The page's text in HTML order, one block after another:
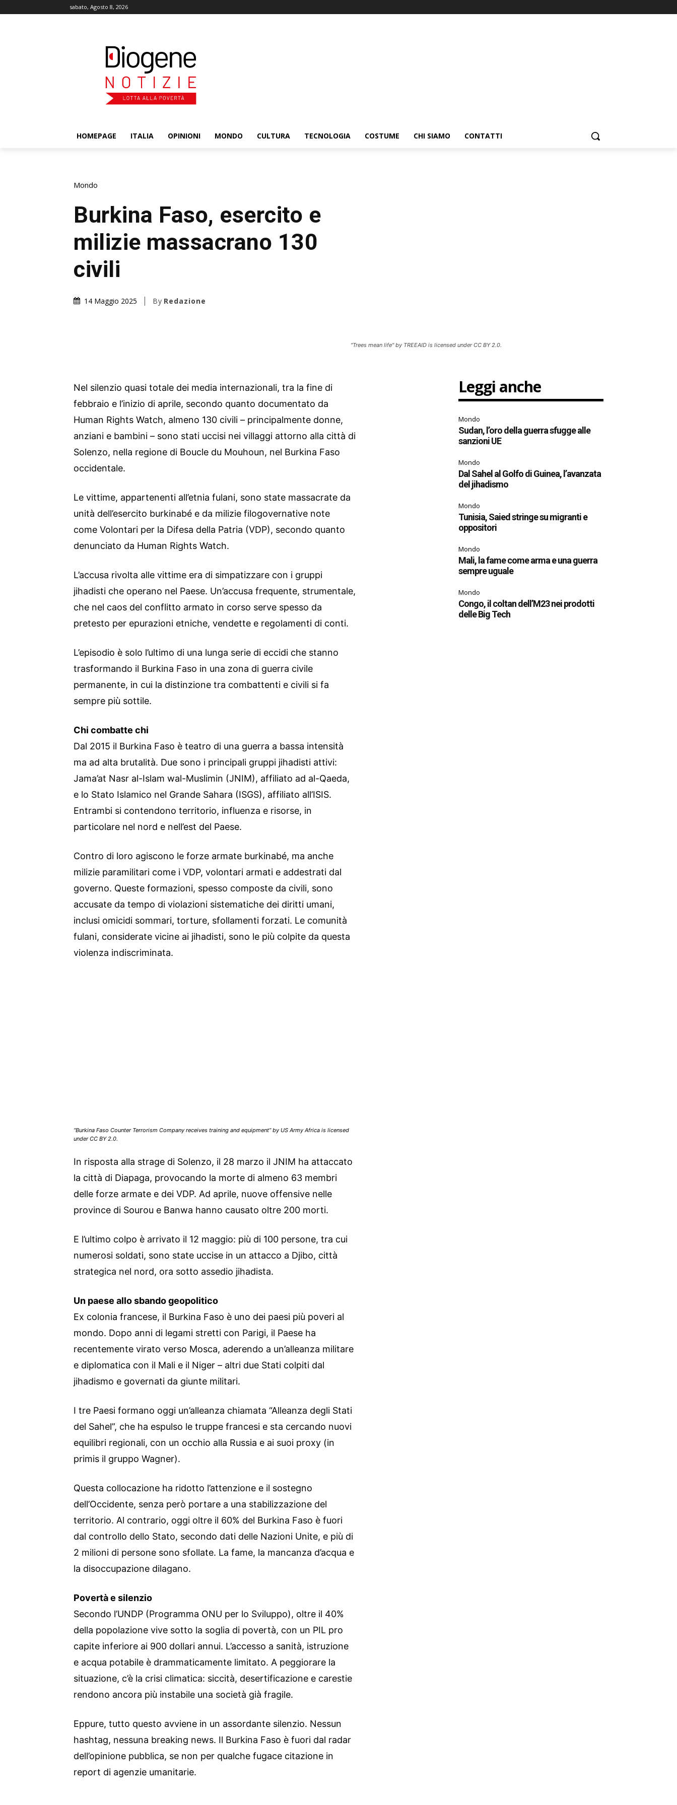
sabato, Agosto 8, 2026
HOMEPAGE ITALIA OPINIONI MONDO CULTURA TECNOLOGIA COSTUME CHI SIAMO CONTATTI
Mondo
Burkina Faso, esercito e
milizie massacrano 130
civili
14 Maggio 2025 By Redazione
"Trees mean life" by TREEAID is licensed under CC BY 2.0.
Nel silenzio quasi totale dei media internazionali, tra la fine di
febbraio e l’inizio di aprile, secondo quanto documentato da
Human Rights Watch, almeno 130 civili – principalmente donne,
anziani e bambini – sono stati uccisi nei villaggi attorno alla città di
Solenzo, nella regione di Boucle du Mouhoun, nel Burkina Faso
occidentale.
Le vittime, appartenenti all’etnia fulani, sono state massacrate da
unità dell’esercito burkinabé e da milizie filogovernative note
come Volontari per la Difesa della Patria (VDP), secondo quanto
denunciato da Human Rights Watch.
L’accusa rivolta alle vittime era di simpatizzare con i gruppi
jihadisti che operano nel Paese. Un’accusa frequente, strumentale,
che nel caos del conflitto armato in corso serve spesso da
pretesto per epurazioni etniche, vendette e regolamenti di conti.
L’episodio è solo l’ultimo di una lunga serie di eccidi che stanno
trasformando il Burkina Faso in una zona di guerra civile
permanente, in cui la distinzione tra combattenti e civili si fa
sempre più sottile.
Chi combatte chi
Dal 2015 il Burkina Faso è teatro di una guerra a bassa intensità
ma ad alta brutalità. Due sono i principali gruppi jihadisti attivi:
Jama’at Nasr al-Islam wal-Muslimin (JNIM), affiliato ad al-Qaeda,
e lo Stato Islamico nel Grande Sahara (ISGS), affiliato all’ISIS.
Entrambi si contendono territorio, influenza e risorse, in
particolare nel nord e nell’est del Paese.
Contro di loro agiscono le forze armate burkinabé, ma anche
milizie paramilitari come i VDP, volontari armati e addestrati dal
governo. Queste formazioni, spesso composte da civili, sono
accusate da tempo di violazioni sistematiche dei diritti umani,
inclusi omicidi sommari, torture, sfollamenti forzati. Le comunità
fulani, considerate vicine ai jihadisti, sono le più colpite da questa
violenza indiscriminata.
“Burkina Faso Counter Terrorism Company receives training and equipment” by US Army Africa is licensed
under CC BY 2.0.
In risposta alla strage di Solenzo, il 28 marzo il JNIM ha attaccato
la città di Diapaga, provocando la morte di almeno 63 membri
delle forze armate e dei VDP. Ad aprile, nuove offensive nelle
province di Sourou e Banwa hanno causato oltre 200 morti.
E l’ultimo colpo è arrivato il 12 maggio: più di 100 persone, tra cui
numerosi soldati, sono state uccise in un attacco a Djibo, città
strategica nel nord, ora sotto assedio jihadista.
Un paese allo sbando geopolitico
Ex colonia francese, il Burkina Faso è uno dei paesi più poveri al
mondo. Dopo anni di legami stretti con Parigi, il Paese ha
recentemente virato verso Mosca, aderendo a un’alleanza militare
e diplomatica con il Mali e il Niger – altri due Stati colpiti dal
jihadismo e governati da giunte militari.
I tre Paesi formano oggi un’alleanza chiamata “Alleanza degli Stati
del Sahel”, che ha espulso le truppe francesi e sta cercando nuovi
equilibri regionali, con un occhio alla Russia e ai suoi proxy (in
primis il gruppo Wagner).
Questa collocazione ha ridotto l’attenzione e il sostegno
dell’Occidente, senza però portare a una stabilizzazione del
territorio. Al contrario, oggi oltre il 60% del Burkina Faso è fuori
dal controllo dello Stato, secondo dati delle Nazioni Unite, e più di
2 milioni di persone sono sfollate. La fame, la mancanza d’acqua e
la disoccupazione dilagano.
Povertà e silenzio
Secondo l’UNDP (Programma ONU per lo Sviluppo), oltre il 40%
della popolazione vive sotto la soglia di povertà, con un PIL pro
capite inferiore ai 900 dollari annui. L’accesso a sanità, istruzione
e acqua potabile è drammaticamente limitato. A peggiorare la
situazione, c’è la crisi climatica: siccità, desertificazione e carestie
rendono ancora più instabile una società già fragile.
Eppure, tutto questo avviene in un assordante silenzio. Nessun
hashtag, nessuna breaking news. Il Burkina Faso è fuori dal radar
dell’opinione pubblica, se non per qualche fugace citazione in
report di agenzie umanitarie.
Leggi anche
Mondo
Sudan, l’oro della guerra sfugge alle
sanzioni UE
Mondo
Dal Sahel al Golfo di Guinea, l’avanzata
del jihadismo
Mondo
Tunisia, Saied stringe su migranti e
oppositori
Mondo
Mali, la fame come arma e una guerra
sempre uguale
Mondo
Congo, il coltan dell’M23 nei prodotti
delle Big Tech